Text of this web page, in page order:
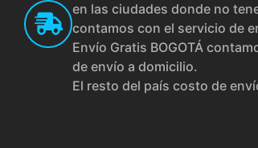
en las ciudades donde no
contamos con el servicio de
Envío Gratis BOGOTÁ
de envío a domicilio.
El resto del país costo de